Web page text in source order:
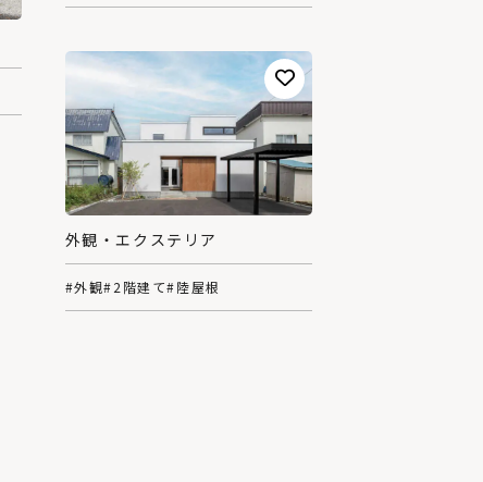
外観・エクステリア
#外観#2階建て#陸屋根